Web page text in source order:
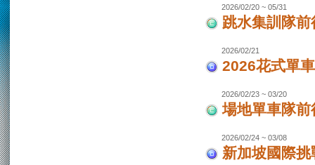
2026/02/20 ~ 05/31
跳水集訓隊
2026/02/21
2026花式單
2026/02/23 ~ 03/20
場地單車隊
2026/02/24 ~ 03/08
新加坡國際